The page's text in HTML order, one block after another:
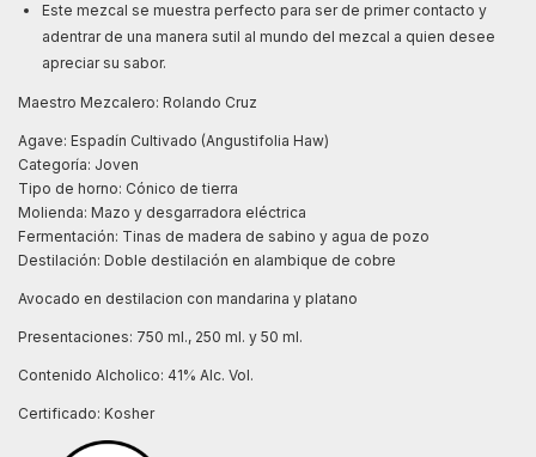
Este mezcal se muestra perfecto para ser de primer contacto y
adentrar de una manera sutil al mundo del mezcal a quien desee
apreciar su sabor.
Maestro Mezcalero: Rolando Cruz
Agave: Espadín Cultivado (Angustifolia Haw)
Categoría: Joven
Tipo de horno: Cónico de tierra
Molienda: Mazo y desgarradora eléctrica
Fermentación: Tinas de madera de sabino y agua de pozo
Destilación: Doble destilación en alambique de cobre
Avocado en destilacion con mandarina y platano
Presentaciones: 750 ml., 250 ml. y 50 ml.
Contenido Alcholico: 41% Alc. Vol.
Certificado: Kosher